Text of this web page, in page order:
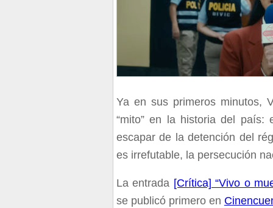
Ya en sus primeros minutos,
“mito” en la historia del país:
escapar de la detención del
es irrefutable, la persecución
La entrada [Crítica] “Vivo o
se publicó primero en